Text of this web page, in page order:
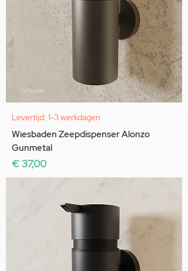
Levertijd: 1-3 werkdagen
Wiesbaden Zeepdispenser Alonzo
Gunmetal
Prijs
€ 37,00